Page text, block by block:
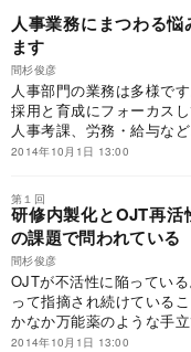
なります。
人事業務にまつわる
ます
間杉俊彦
人事部門の業務は多様で
採用と育成にフォーカス
人事考課、労務・給与な
くさんあります。このカテ
業務に関わるさまざまな悩
2014年10月1日 13:00
第１回
研修内製化とOJT再
の課題で問われている
間杉俊彦
OJTが不活性に陥ってい
って指摘され続けている
かなか万能薬のような手
錯誤が続いています。また
2014年10月1日 13:00